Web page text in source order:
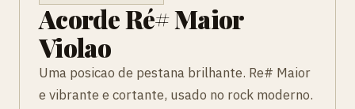
Acorde Ré# Maior
Violao
Uma posicao de pestana brilhante. Re# Maior
e vibrante e cortante, usado no rock moderno.